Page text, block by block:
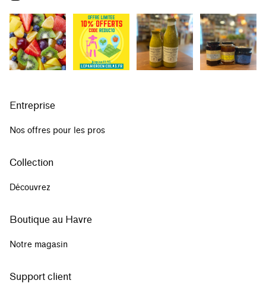
Entreprise
Nos offres pour les pros
Collection
Découvrez
Boutique au Havre
Notre magasin
Support client